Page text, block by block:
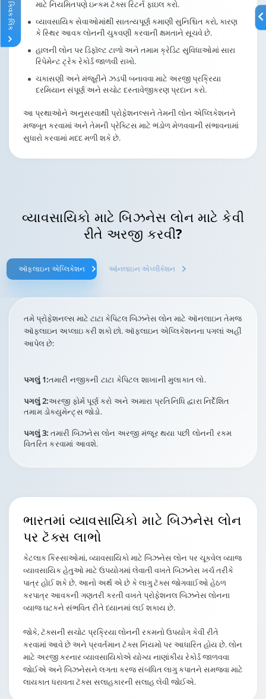
માટે નિયમિતપણે ઇન્કમ ટૅક્સ રિટર્ન ફાઇલ કરો.
વ્યાવસાયિક સેવાઓમાંથી સાતત્યપૂર્ણ કમાણી સુનિશ્ચિત કરો, કારણ
કે સ્થિર આવક લોનની ચુકવણી કરવાની ક્ષમતાને સૂચવે છે.
હાલની લોન પર ડિફૉલ્ટ ટાળો અને તમામ ક્રેડિટ સુવિધાઓમાં સારા
રિપેમેન્ટ ટ્રેક રેકોર્ડ જાળવી રાખો.
ચકાસણી અને મંજૂરીને ઝડપી બનાવવા માટે અરજી પ્રક્રિયા
દરમિયાન સંપૂર્ણ અને સચોટ દસ્તાવેજીકરણ પ્રદાન કરો.
આ પ્રથાઓને અનુસરવાથી પ્રોફેશનલ્સને તેમની લોન એપ્લિકેશનને
મજબૂત કરવામાં અને તેમની પ્રેક્ટિસ માટે ભંડોળ મેળવવાની સંભાવનામાં
સુધારો કરવામાં મદદ મળી શકે છે.
વ્યાવસાયિકો માટે બિઝનેસ લોન માટે કેવી
રીતે અરજી કરવી?
ઑફલાઇન એપ્લિકેશન ઑનલાઇન એપ્લીકેશન
તમે પ્રોફેશનલ્સ માટે ટાટા કેપિટલ બિઝનેસ લોન માટે ઑનલાઇન તેમજ
ઑફલાઇન અપ્લાઇ કરી શકો છો. ઑફલાઇન એપ્લિકેશનના પગલાં અહીં
આપેલ છે:
પગલું 1:તમારી નજીકની ટાટા કેપિટલ શાખાની મુલાકાત લો.
પગલું 2:અરજી ફોર્મ પૂર્ણ કરો અને અમારા પ્રતિનિધિ દ્વારા નિર્દેશિત
તમામ ડોક્યુમેન્ટ્સ જોડો.
પગલું 3: તમારી બિઝનેસ લોન અરજી મંજૂર થયા પછી લોનની રકમ
વિતરિત કરવામાં આવશે.
ભારતમાં વ્યાવસાયિકો માટે બિઝનેસ લોન
પર ટૅક્સ લાભો
કેટલાક કિસ્સાઓમાં, વ્યાવસાયિકો માટે બિઝનેસ લોન પર ચૂકવેલ વ્યાજ
વ્યાવસાયિક હેતુઓ માટે ઉપયોગમાં લેવાતી વખતે બિઝનેસ ખર્ચ તરીકે
પાત્ર હોઈ શકે છે. આનો અર્થ એ છે કે લાગુ ટૅક્સ જોગવાઈઓ હેઠળ
કરપાત્ર આવકની ગણતરી કરતી વખતે પ્રોફેશનલ બિઝનેસ લોનના
વ્યાજ ઘટકને સંભવિત રીતે ધ્યાનમાં લઈ શકાય છે.
જોકે, ટૅક્સની સચોટ પ્રક્રિયા લોનની રકમનો ઉપયોગ કેવી રીતે
કરવામાં આવે છે અને પ્રવર્તમાન ટૅક્સ નિયમો પર આધારિત હોય છે. લોન
માટે અરજી કરનાર વ્યાવસાયિકોએ યોગ્ય નાણાંકીય રેકોર્ડ જાળવવા
જોઈએ અને બિઝનેસને લગતા કરજ સંબંધિત લાગુ કપાતને સમજવા માટે
લાયકાત ધરાવતા ટૅક્સ સલાહકારની સલાહ લેવી જોઈએ.
ક્વિક લિંક